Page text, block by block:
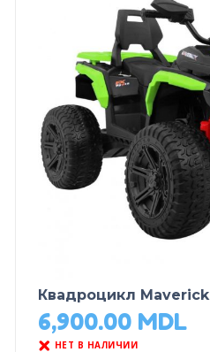
Квадроцикл Maverick
6,900.00 MDL
НЕТ В НАЛИЧИИ